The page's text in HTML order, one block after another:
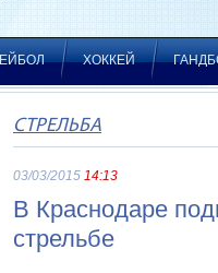
ХОККЕЙ
СТРЕЛЬБА
03/03/2015 14:13
В Краснодаре
стрельбе